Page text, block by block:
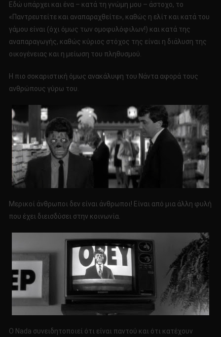
Εδώ υπάρχει και ένα – κατά τη γνώμη μου – άστοχο, το
«Παντρευτείτε και αναπαραχθείτε», καθώς η ελίτ και κατά του
γάμου είναι (όχι όμως των ομοφυλόφιλων!) και κατά της
αναπαραγωγής, καθώς κύριος στόχος της είναι η διάλυση της
οικογένειας και η μείωση του πληθυσμού.
Η πιο σοκαριστική όμως ανακάλυψη του Νάντα αφορά τους
ανθρώπους γύρω του.
Μερικοί άνθρωποι δεν είναι άνθρωποι! Είναι από μια άλλη φυλή
που έχει διεισδύσει στην κοινωνία.
Ο Nada συνειδητοποιεί ότι είναι παντού και ότι κατέχουν